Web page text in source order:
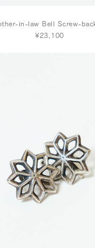
in-law Bell Screw-
¥23,100